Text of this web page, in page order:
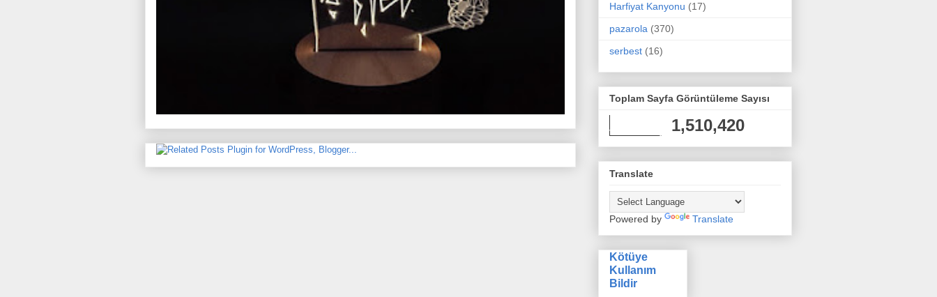
Harfiyat Kanyonu (17)
pazarola (370)
serbest (16)
Toplam Sayfa Görüntüleme Sayısı
1,510,420
Translate
Powered by Translate
Kötüye
Kullanım
Bildir